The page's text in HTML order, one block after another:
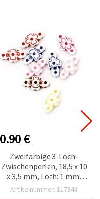
0.90 €
Zweifarbige 3-Loch-
Zwischenperlen, 18,5 x 10
x 3,5 mm, Loch: 1 mm,
Farbmix, 50 g (ca. 120 Stk.)
Artikelnummer: 117343